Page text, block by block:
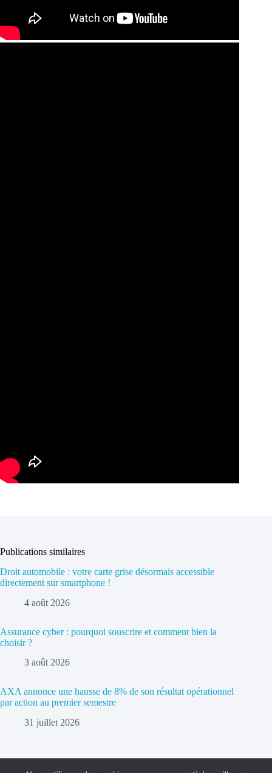
Publications similaires
Droit automobile : votre carte grise désormais accessible
directement sur smartphone !
4 août 2026
Assurance cyber : pourquoi souscrire et comment bien la
choisir ?
3 août 2026
AXA annonce une hausse de 8% de son résultat opérationnel
par action au premier semestre
31 juillet 2026